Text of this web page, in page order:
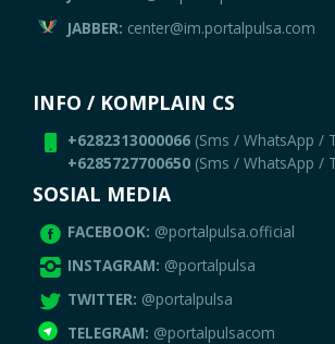
JABBER: center@im.portalpulsa.com
INFO / KOMPLAIN CS
+6282313000066 (Sms / WhatsApp /
+6285727700650 (Sms / WhatsApp /
SOSIAL MEDIA
FACEBOOK: @portalpulsa.official
INSTAGRAM: @portalpulsa
TWITTER: @portalpulsa
TELEGRAM: @portalpulsacom